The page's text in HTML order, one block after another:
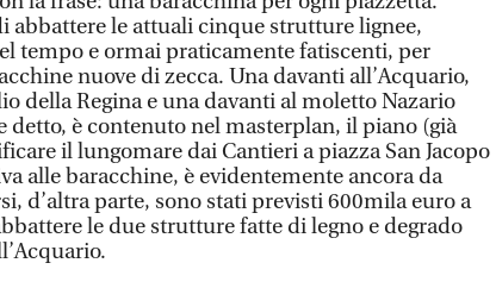
abbattere le attuali cinque strutture lignee,
tempo e ormai praticamente fatiscenti, per
nuove di zecca. Una davanti all’Acquario,
della Regina e una davanti al moletto Nazario
detto, è contenuto nel masterplan, il piano (già
il lungomare dai Cantieri a piazza San Jacopo
alle baracchine, è evidentemente ancora da
d’altra parte, sono stati previsti 600mila euro a
le due strutture fatte di legno e degrado